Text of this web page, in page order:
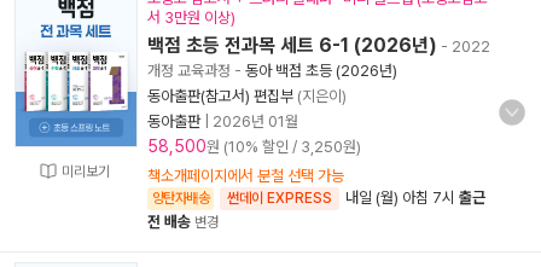
미리보기
서 3만원 이상)
백점 초등 전과목 세트 6-1 (2026년) - 2022
개정 교육과정 - 동아 백점 초등 (2026년)
동아출판(참고서) 편집부 (지은이)
동아출판| 2026년 01월
58,500원 (10% 할인 / 3,250원)
책소개페이지에서 분철 선택 가능
양탄자배송 썬데이 EXPRESS 내일 (월) 아침 7시 출근
전 배송 변경